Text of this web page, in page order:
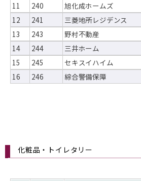
11 240 旭化成ホームズ
12
241 三菱地所レジデンス
13
243 野村不動産
14
244 三井ホーム
15
245 セキスイハイム
16
246 綜合警備保障
化粧品・トイレタリー